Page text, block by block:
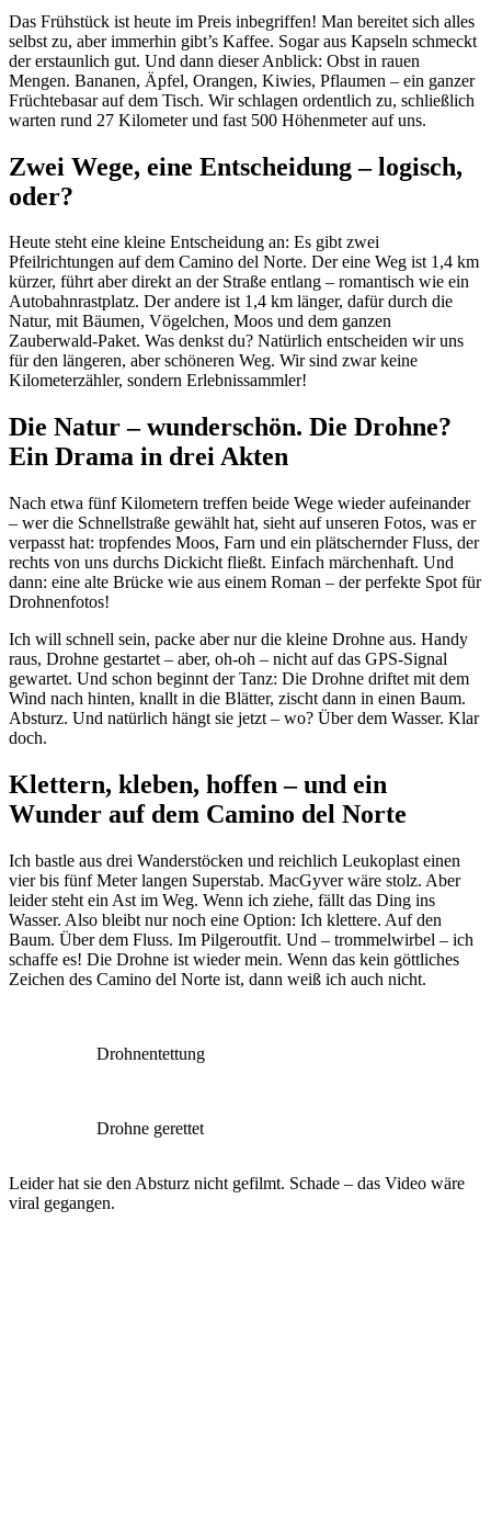
Das Frühstück ist heute im Preis inbegriffen! Man bereitet sich alles
selbst zu, aber immerhin gibt’s Kaffee. Sogar aus Kapseln schmeckt
der erstaunlich gut. Und dann dieser Anblick: Obst in rauen
Mengen. Bananen, Äpfel, Orangen, Kiwies, Pflaumen – ein ganzer
Früchtebasar auf dem Tisch. Wir schlagen ordentlich zu, schließlich
warten rund 27 Kilometer und fast 500 Höhenmeter auf uns.
Zwei Wege, eine Entscheidung – logisch,
oder?
Heute steht eine kleine Entscheidung an: Es gibt zwei
Pfeilrichtungen auf dem Camino del Norte. Der eine Weg ist 1,4 km
kürzer, führt aber direkt an der Straße entlang – romantisch wie ein
Autobahnrastplatz. Der andere ist 1,4 km länger, dafür durch die
Natur, mit Bäumen, Vögelchen, Moos und dem ganzen
Zauberwald-Paket. Was denkst du? Natürlich entscheiden wir uns
für den längeren, aber schöneren Weg. Wir sind zwar keine
Kilometerzähler, sondern Erlebnissammler!
Die Natur – wunderschön. Die Drohne?
Ein Drama in drei Akten
Nach etwa fünf Kilometern treffen beide Wege wieder aufeinander
– wer die Schnellstraße gewählt hat, sieht auf unseren Fotos, was er
verpasst hat: tropfendes Moos, Farn und ein plätschernder Fluss, der
rechts von uns durchs Dickicht fließt. Einfach märchenhaft. Und
dann: eine alte Brücke wie aus einem Roman – der perfekte Spot für
Drohnenfotos!
Ich will schnell sein, packe aber nur die kleine Drohne aus. Handy
raus, Drohne gestartet – aber, oh-oh – nicht auf das GPS-Signal
gewartet. Und schon beginnt der Tanz: Die Drohne driftet mit dem
Wind nach hinten, knallt in die Blätter, zischt dann in einen Baum.
Absturz. Und natürlich hängt sie jetzt – wo? Über dem Wasser. Klar
doch.
Klettern, kleben, hoffen – und ein
Wunder auf dem Camino del Norte
Ich bastle aus drei Wanderstöcken und reichlich Leukoplast einen
vier bis fünf Meter langen Superstab. MacGyver wäre stolz. Aber
leider steht ein Ast im Weg. Wenn ich ziehe, fällt das Ding ins
Wasser. Also bleibt nur noch eine Option: Ich klettere. Auf den
Baum. Über dem Fluss. Im Pilgeroutfit. Und – trommelwirbel – ich
schaffe es! Die Drohne ist wieder mein. Wenn das kein göttliches
Zeichen des Camino del Norte ist, dann weiß ich auch nicht.
Drohnentettung
Drohne gerettet
Leider hat sie den Absturz nicht gefilmt. Schade – das Video wäre
viral gegangen.